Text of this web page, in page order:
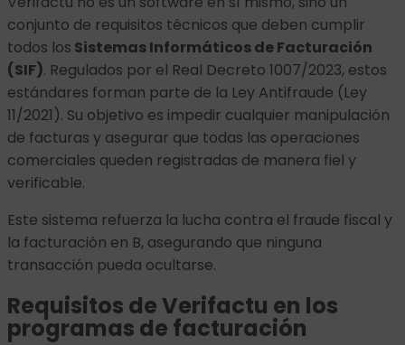
conjunto de requisitos técnicos que deben cumplir
todos los Sistemas Informáticos de Facturación
(SIF). Regulados por el Real Decreto 1007/2023, estos
estándares forman parte de la Ley Antifraude (Ley
11/2021). Su objetivo es impedir cualquier manipulación
de facturas y asegurar que todas las operaciones
comerciales queden registradas de manera fiel y
verificable.
Este sistema refuerza la lucha contra el fraude fiscal y
la facturación en B, asegurando que ninguna
transacción pueda ocultarse.
Requisitos de Verifactu en los
programas de facturación